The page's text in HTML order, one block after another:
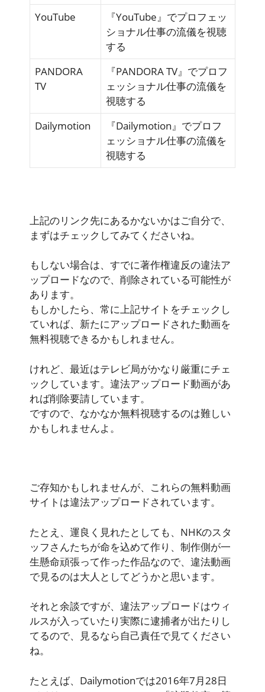
YouTube
『YouTube』でプロフェッ
ショナル仕事の流儀を視聴
する
PANDORA
TV
『PANDORA TV』でプロフ
ェッショナル仕事の流儀を
視聴する
Dailymotion
『Dailymotion』でプロフ
ェッショナル仕事の流儀を
視聴する
上記のリンク先にあるかないかはご自分で、
まずはチェックしてみてくださいね。
もしない場合は、すでに著作権違反の違法ア
ップロードなので、削除されている可能性が
あります。
もしかしたら、常に上記サイトをチェックし
ていれば、新たにアップロードされた動画を
無料視聴できるかもしれません。
けれど、最近はテレビ局がかなり厳重にチェ
ックしています。違法アップロード動画があ
れば削除要請しています。
ですので、なかなか無料視聴するのは難しい
かもしれませんよ。
ご存知かもしれませんが、 これらの無料動画
サイトは違法アップロードされています。
たとえ、運良く見れたとしても、NHKのスタ
ッフさんたちが命を込めて作り、制作側が一
生懸命頑張って作った作品なので、違法動画
で見るのは大人としてどうかと思います。
それと余談ですが、 違法アップロードはウィ
ルスが入っていたり実際に逮捕者が出たりし
てるので、見るなら自己責任で見てください
ね。
たとえば、Dailymotionでは2016年7月28日